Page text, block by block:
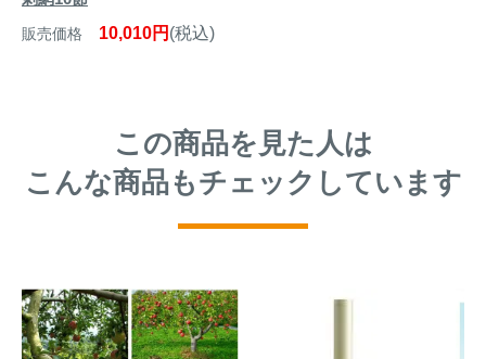
販売価格 10,010円 (税込)
この商品を見た人は
こんな商品もチェックしています